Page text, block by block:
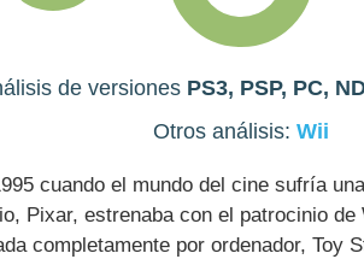
de versiones PS3, PSP, PC,
Otros análisis: Wii
cuando el mundo del cine sufría
Pixar, estrenaba con el patrocinio
completamente por ordenador, Toy